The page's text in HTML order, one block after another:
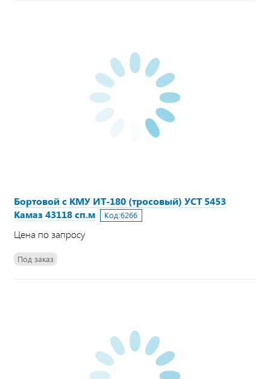
Бортовой с КМУ ИТ-180 (тросовый) УСТ 5453
Камаз 43118 сп.м
Код:6266
Цена по запросу
Под заказ